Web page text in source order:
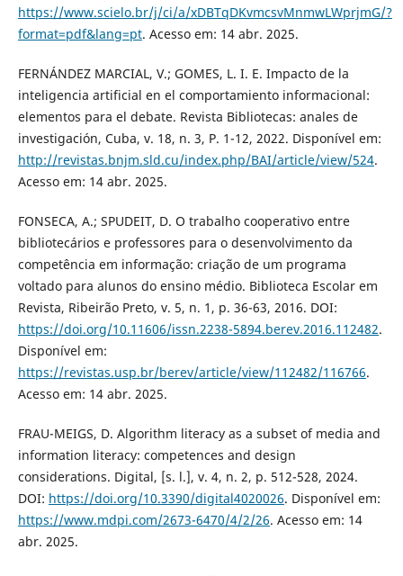
https://www.scielo.br/j/ci/a/xDBTqDKvmcsvMnmwLWprjmG/?
format=pdf&lang=pt. Acesso em: 14 abr. 2025.
FERNÁNDEZ MARCIAL, V.; GOMES, L. I. E. Impacto de la
inteligencia artificial en el comportamiento informacional:
elementos para el debate. Revista Bibliotecas: anales de
investigación, Cuba, v. 18, n. 3, P. 1-12, 2022. Disponível em:
http://revistas.bnjm.sld.cu/index.php/BAI/article/view/524.
Acesso em: 14 abr. 2025.
FONSECA, A.; SPUDEIT, D. O trabalho cooperativo entre
bibliotecários e professores para o desenvolvimento da
competência em informação: criação de um programa
voltado para alunos do ensino médio. Biblioteca Escolar em
Revista, Ribeirão Preto, v. 5, n. 1, p. 36-63, 2016. DOI:
https://doi.org/10.11606/issn.2238-5894.berev.2016.112482.
Disponível em:
https://revistas.usp.br/berev/article/view/112482/116766.
Acesso em: 14 abr. 2025.
FRAU-MEIGS, D. Algorithm literacy as a subset of media and
information literacy: competences and design
considerations. Digital, [s. l.], v. 4, n. 2, p. 512-528, 2024.
DOI: https://doi.org/10.3390/digital4020026. Disponível em:
https://www.mdpi.com/2673-6470/4/2/26. Acesso em: 14
abr. 2025.